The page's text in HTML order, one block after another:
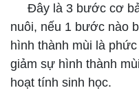
Đây là 3 bước cơ
nuôi, nếu 1 bước nào
hình thành mùi là
giảm sự hình thành
hoạt tính sinh học.